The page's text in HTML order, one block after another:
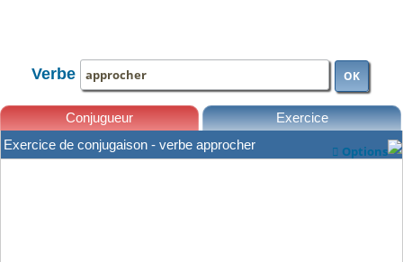
Verbe OK
Conjugueur Exercice
Exercice de conjugaison - verbe approcher  Options